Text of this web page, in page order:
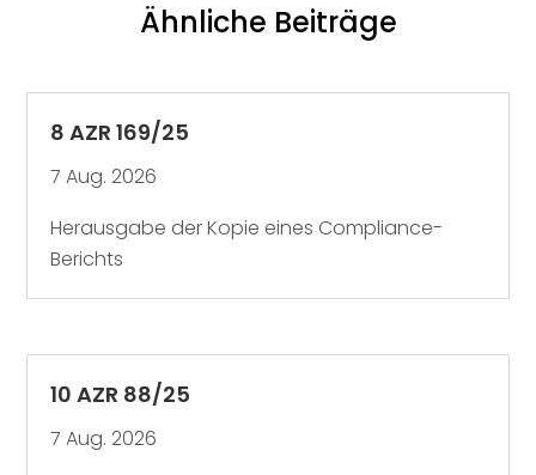
Ähnliche Beiträge
8 AZR 169/25
7 Aug. 2026
Herausgabe der Kopie eines Compliance-
Berichts
10 AZR 88/25
7 Aug. 2026